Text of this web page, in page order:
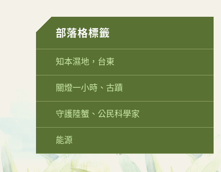
部落格標籤
知本濕地，台東
關燈一小時、古蹟
守護陸蟹、公民科學家
能源